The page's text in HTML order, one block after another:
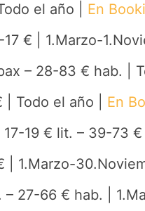
el año | En
€ | 1.Marzo-
– 28-83 € hab. |
| Todo el año | En
17-19 € lit. – 39-73
| 1.Marzo-
27-66 € hab. |